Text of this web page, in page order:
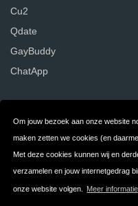
Om jouw bezoek aan onze website
maken zetten we cookies (en
Met deze cookies kunnen wij en
verzamelen en jouw internetgedrag
onze website volgen. Meer informatie
Cu2
Qdate
GayBuddy
ChatApp
Contact